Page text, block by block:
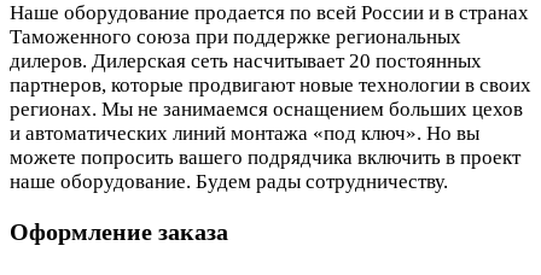
Наше оборудование продается по всей России и в странах
Таможенного союза при поддержке региональных
дилеров. Дилерская сеть насчитывает 20 постоянных
партнеров, которые продвигают новые технологии в своих
регионах. Мы не занимаемся оснащением больших цехов
и автоматических линий монтажа «под ключ». Но вы
можете попросить вашего подрядчика включить в проект
наше оборудование. Будем рады сотрудничеству.
Оформление заказа